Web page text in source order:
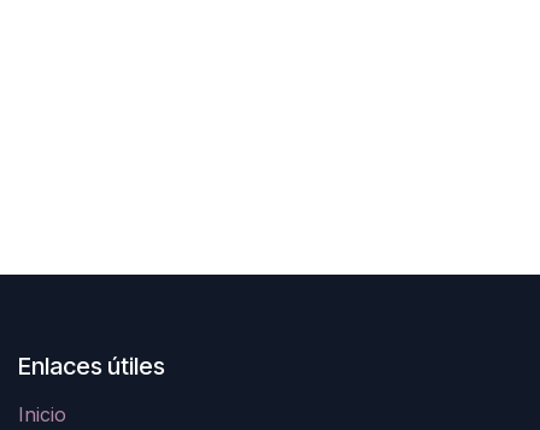
Enlaces útiles
Inicio